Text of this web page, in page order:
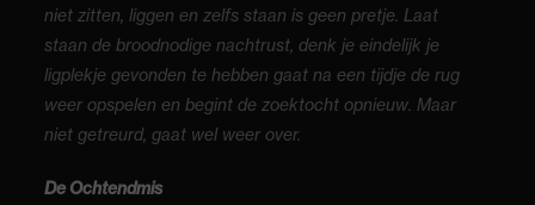
niet zitten, liggen en zelfs staan is geen pretje. Laat
staan de broodnodige nachtrust, denk je eindelijk je
ligplekje gevonden te hebben gaat na een tijdje de rug
weer opspelen en begint de zoektocht opnieuw. Maar
niet getreurd, gaat wel weer over.
De Ochtendmis